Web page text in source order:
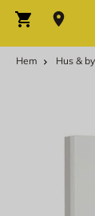
Varukorg
Hem Hus &